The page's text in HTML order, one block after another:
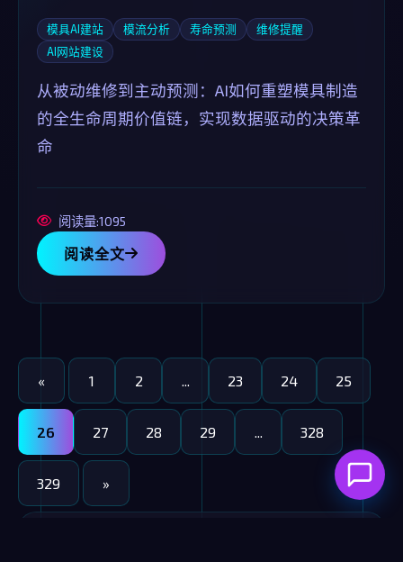
模具AI建站 模流分析 寿命预测
维修提醒
AI网站建设
从被动维修到主动预测：AI如何重塑模具制造
的全生命周期价值链，实现数据驱动的决策革
命
阅读量:1095
阅读全文
« 1 2 23 24 25
26 27 28 29 328
329 »